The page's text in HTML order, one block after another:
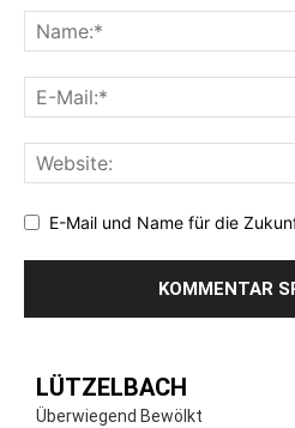
E-Mail und Name für die
LÜTZELBACH
Überwiegend Bewölkt